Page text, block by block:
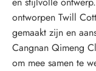
ontworpen Twill
gemaakt zijn en
Cangnan Qimeng
om mee samen te